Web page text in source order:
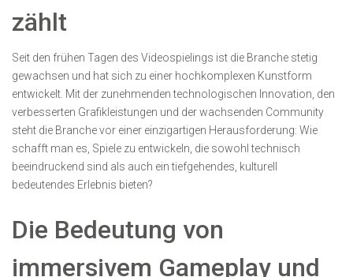
zählt
Seit den frühen Tagen des Videospielings ist die Branche stetig
gewachsen und hat sich zu einer hochkomplexen Kunstform
entwickelt. Mit der zunehmenden technologischen Innovation, den
verbesserten Grafikleistungen und der wachsenden Community
steht die Branche vor einer einzigartigen Herausforderung: Wie
schafft man es, Spiele zu entwickeln, die sowohl technisch
beeindruckend sind als auch ein tiefgehendes, kulturell
bedeutendes Erlebnis bieten?
Die Bedeutung von
immersivem Gameplay und